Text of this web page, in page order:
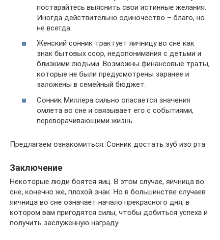
постарайтесь выяснить свои истинные желания.
Иногда действительно одиночество – благо, но
не всегда.
Женский сонник трактует яичницу во сне как
знак бытовых ссор, недопонимания с детьми и
близкими людьми. Возможны финансовые траты,
которые не были предусмотрены заранее и
заложены в семейный бюджет.
Сонник Миллера сильно опасается значения
омлета во сне и связывает его с событиями,
переворачивающими жизнь.
Предлагаем ознакомиться: Сонник достать зуб изо рта
Заключение
Некоторые люди боятся яиц. В этом случае, яичница во
сне, конечно же, плохой знак. Но в большинстве случаев
яичница во сне означает начало прекрасного дня, в
котором вам пригодятся силы, чтобы добиться успеха и
получить заслуженную награду.